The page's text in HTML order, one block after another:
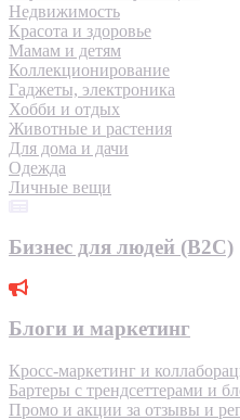
Недвижимость
Красота и здоровье
Мамам и детям
Коллекционирование
Гаджеты, электроника
Хобби и отдых
Животные и растения
Для дома и дачи
Одежда
Личные вещи
Бизнес для людей (B2C)
Блоги и маркетинг
Кросс-маркетинг и
Бартеры с трендсеттерами и
Промо и акции за отзывы и